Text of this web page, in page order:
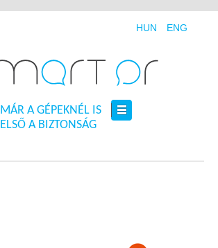
HUN ENG
MÁR A GÉPEKNÉL IS
ELSŐ A BIZTONSÁG